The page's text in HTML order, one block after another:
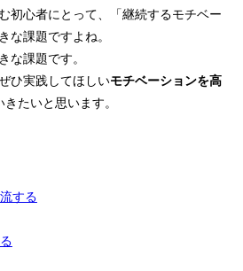
初心者にとって、「継続するモチベー
な課題ですよね。
な課題です。
ひ実践してほしいモチベーションを高
たいと思います。
する